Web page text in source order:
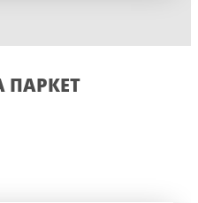
ПАРКЕТ